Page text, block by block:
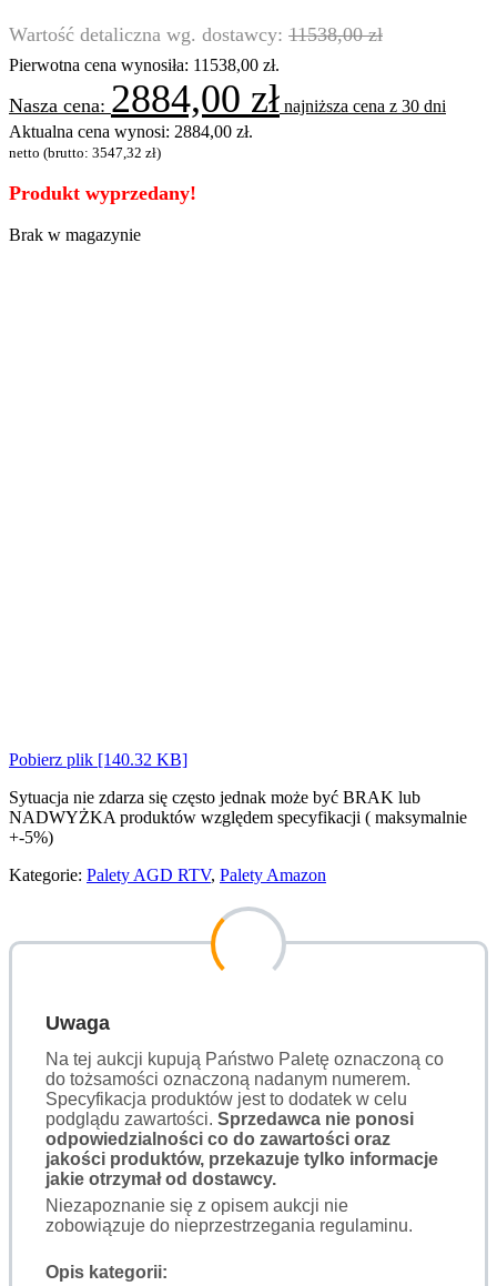
11538,00zł
Pierwotna cena wynosiła: 11538,00 zł.
2884,00 zł najniższa cena z 30 dni
Aktualna cena wynosi: 2884,00 zł.
netto (brutto: 3547,32 zł)
Produkt wyprzedany!
Brak w magazynie
Pobierz plik [140.32 KB]
Sytuacja nie zdarza się często jednak może być BRAK lub
NADWYŻKA produktów względem specyfikacji ( maksymalnie
+-5%)
Kategorie: Palety AGD RTV, Palety Amazon
Uwaga
Na tej aukcji kupują Państwo Paletę oznaczoną co
do tożsamości oznaczoną nadanym numerem.
Specyfikacja produktów jest to dodatek w celu
podglądu zawartości. Sprzedawca nie ponosi
odpowiedzialności co do zawartości oraz
jakości produktów, przekazuje tylko informacje
jakie otrzymał od dostawcy.
Niezapoznanie się z opisem aukcji nie
zobowiązuje do nieprzestrzegania regulaminu.
Opis kategorii: